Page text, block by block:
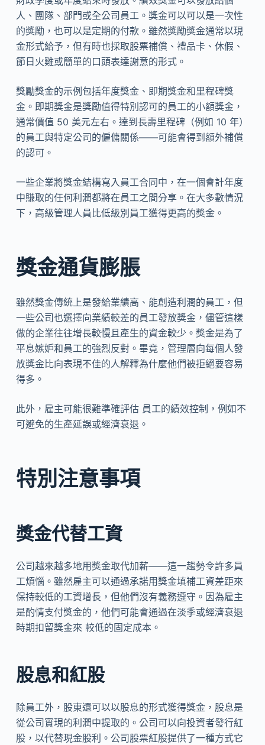
人、團隊、部門或全公司員工。獎金可以可以是一次性
的獎勵，也可以是定期的付款。雖然獎勵獎金通常以現
金形式給予，但有時也採取股票補償、禮品卡、休假、
節日火雞或簡單的口頭表達謝意的形式。
獎勵獎金的示例包括年度獎金、即期獎金和里程碑獎
金。即期獎金是獎勵值得特別認可的員工的小額獎金，
通常價值 50 美元左右。達到長壽里程碑（例如 10 年）
的員工與特定公司的僱傭關係——可能會得到額外補償
的認可。
一些企業將獎金結構寫入員工合同中，在一個會計年度
中賺取的任何利潤都將在員工之間分享。在大多數情況
下，高級管理人員比低級別員工獲得更高的獎金。
獎金通貨膨脹
雖然獎金傳統上是發給業績高、能創造利潤的員工，但
一些公司也選擇向業績較差的員工發放獎金，儘管這樣
做的企業往往增長較慢且產生的資金較少。獎金是為了
平息嫉妒和員工的強烈反對。畢竟，管理層向每個人發
放獎金比向表現不佳的人解釋為什麼他們被拒絕要容易
得多。
此外，雇主可能很難準確評估 員工的績效控制，例如不
可避免的生產延誤或經濟衰退。
特別注意事項
獎金代替工資
公司越來越多地用獎金取代加薪——這一趨勢令許多員
工煩惱。雖然雇主可以通過承諾用獎金填補工資差距來
保持較低的工資增長，但他們沒有義務遵守。因為雇主
是酌情支付獎金的，他們可能會通過在淡季或經濟衰退
時期扣留獎金來 較低的固定成本。
股息和紅股
除員工外，股東還可以以股息的形式獲得獎金，股息是
從公司實現的利潤中提取的。公司可以向投資者發行紅
股，以代替現金股利。公司股票紅股提供了一種方式它